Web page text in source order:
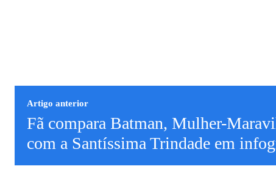
Artigo anterior
Fã compara Batman, Mulher-
com a Santíssima Trindade em